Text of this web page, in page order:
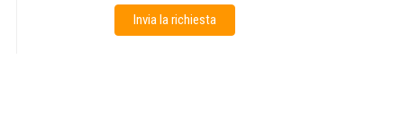
Invia la richiesta